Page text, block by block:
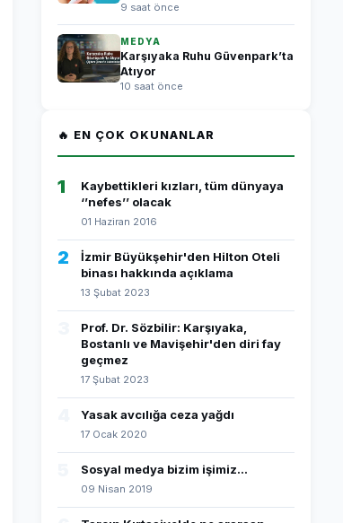
9 saat önce
MEDYA
Karşıyaka Ruhu Güvenpark’ta
Atıyor
10 saat önce
🔥 EN ÇOK OKUNANLAR
1
Kaybettikleri kızları, tüm dünyaya
‘’nefes’’ olacak
01 Haziran 2016
2
İzmir Büyükşehir'den Hilton Oteli
binası hakkında açıklama
13 Şubat 2023
Prof. Dr. Sözbilir: Karşıyaka,
Bostanlı ve Mavişehir'den diri fay
geçmez
17 Şubat 2023
Yasak avcılığa ceza yağdı
17 Ocak 2020
Sosyal medya bizim işimiz...
09 Nisan 2019